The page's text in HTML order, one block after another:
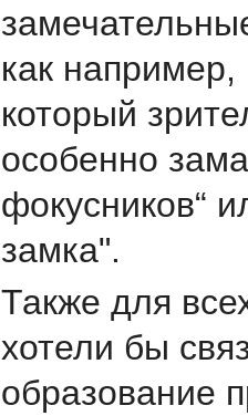
как
который
особенно
фокусников“
замка".
Также для
хотели бы
образование